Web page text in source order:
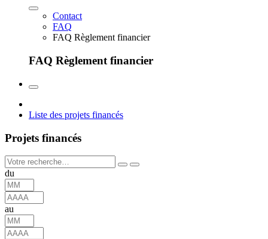
Contact
FAQ
FAQ Règlement financier
FAQ Règlement financier
Liste des projets financés
Projets financés
du
au